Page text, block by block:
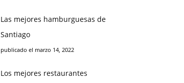
Las mejores hamburguesas de
Santiago
publicado el marzo 14, 2022
Los mejores restaurantes